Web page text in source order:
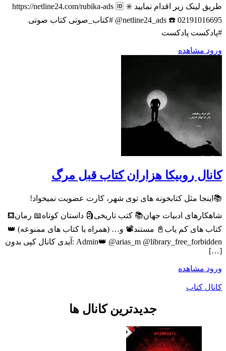
طریق لینک زیر اقدام نمایید ✳️ https://netline24.com/rubika-ads 🆔️
@netline24_ads ☎️ 02191016695 #کتاب_صوتی کتاب صوتی
#پادکست پادکست
ورود مشاهده
کانال روبیکا هزاران کتاب قبل مرگ
📚اینجا مثل کتابخونه های توی شهر، کارت عضویت نمیخواد!
شاهکارهای ادبیات جهان📚 کتب تاریخی🗿 داستان کوتاه📖 رمان⛾
کتاب های کم یاب📓 مستند📽 و… (همراه با کتاب های ممنوعه) 👑
Admin👑 @arias_m @library_free_forbidden :آیدی کانال کپی بدون
[…]
ورود مشاهده
کانال کتاب
جدیدترین کانال ها